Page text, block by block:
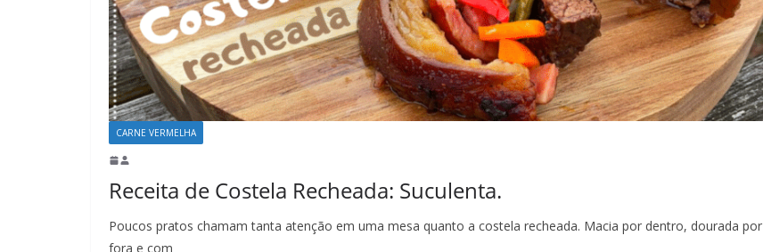
CARNE VERMELHA
Receita de Costela Recheada: Suculenta.
Poucos pratos chamam tanta atenção em uma mesa quanto a costela recheada. Macia por dentro, dourada por
fora e com